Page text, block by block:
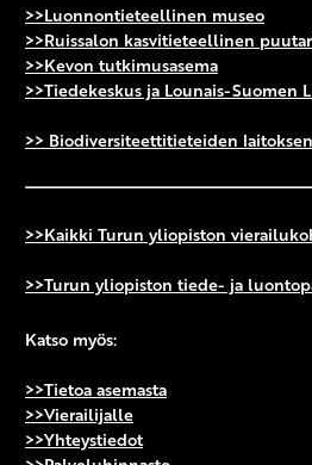
>>Luonnontieteellinen museo
>>Ruissalon kasvitieteellinen
>>Kevon tutkimusasema
>>Tiedekeskus ja Lounais-Suomen
>> Biodiversiteettitieteiden
>>Kaikki Turun yliopiston
>>Turun yliopiston tiede- ja
Katso myös:
>>Tietoa asemasta
>>Vierailijalle
>>Yhteystiedot